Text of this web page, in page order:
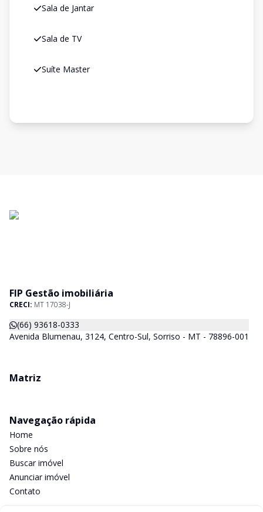
Sala de Jantar
Sala de TV
Suíte Master
FIP Gestão imobiliária
CRECI: MT 17038-J
(66) 93618-0333
Avenida Blumenau, 3124, Centro-Sul, Sorriso - MT - 78896-001
Matriz
Navegação rápida
Home
Sobre nós
Buscar imóvel
Anunciar imóvel
Contato